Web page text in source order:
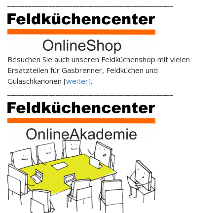
Besuchen Sie auch unseren Feldküchenshop mit vielen
Ersatzteilen für Gasbrenner, Feldküchen und
Gulaschkanonen [weiter].